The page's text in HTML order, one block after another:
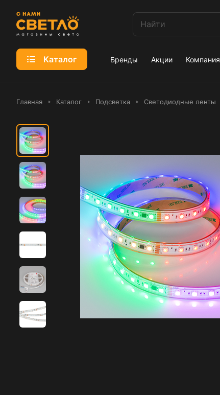
Каталог Бренды Акции Компания
Главная Каталог Подсветка Светодиодные ленты